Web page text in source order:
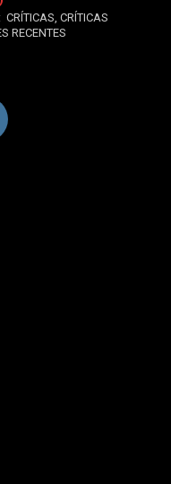
CRÍTICAS, CRÍTICAS
RECENTES